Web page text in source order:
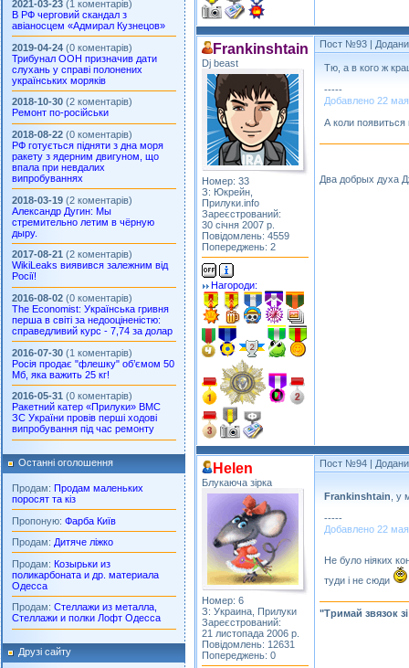
2021-03-23 (1 коментарів)
В РФ черговий скандал з
авіаносцем «Адмирал Кузнецов»
2019-04-24 (0 коментарів)
Трибунал ООН призначив дати
слухань у справі полонених
українських моряків
2018-10-30 (2 коментарів)
Ремонт по-російськи
2018-08-22 (0 коментарів)
РФ готується підняти з дна моря
ракету з ядерним двигуном, що
впала при невдалих
випробуваннях
2018-03-19 (2 коментарів)
Александр Дугин: Мы
стремительно летим в чёрную
дыру.
2017-08-21 (2 коментарів)
WikiLeaks виявився залежним від
Росії!
2016-08-02 (0 коментарів)
The Economist: Українська гривня
перша в світі за недооціненістю:
справедливий курс - 7,74 за долар
2016-07-30 (1 коментарів)
Росія продає "флешку" об’ємом 50
Мб, яка важить 25 кг!
2016-05-31 (0 коментарів)
Ракетний катер «Прилуки» ВМС
ЗС України провів перші ходові
випробування під час ремонту
Останні оголошення
Продам: Продам маленьких
поросят та кіз
Пропоную: Фарба Київ
Продам: Дитяче ліжко
Продам: Козырьки из
поликарбоната и др. материала
Одесса
Продам: Стеллажи из металла,
Стеллажи и полки Лофт Одесса
Друзі сайту
Frankinshtain
Dj beast
Номер: 33
З: Юкрейн,
Прилуки.info
Зареєстрований:
30 січня 2007 р.
Повідомлень: 4559
Попереджень: 2
Нагороди:
Пост №93 |
Тю, а в кого ж
-----
Добавлено 22
А коли появиться
Два добрых духа
Helen
Блукаюча зірка
Номер: 6
З: Украина, Прилуки
Зареєстрований:
21 листопада 2006 р.
Повідомлень: 12631
Попереджень: 0
Пост №94 |
Frankinshtain , у
-----
Добавлено 22
Не було ніяких
туди і не сюди
"Тримай звязок